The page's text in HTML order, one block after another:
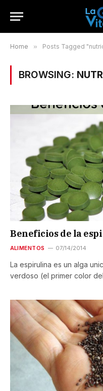
Home » Posts Tagged
BROWSING:
Beneficios de la
ALIMENTOS 07/14/2014
La espirulina es un alga
verdoso (el primer color